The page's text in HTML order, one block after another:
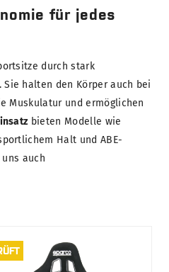
für jedes
durch stark
halten den Körper auch bei
Muskulatur und ermöglichen
bieten Modelle wie
Halt und ABE-
auch